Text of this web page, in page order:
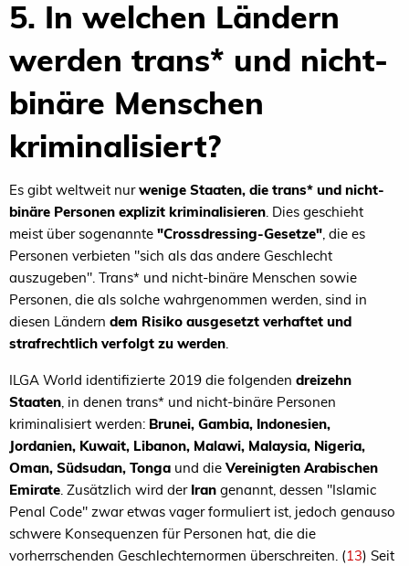
5. In welchen Ländern
werden trans* und nicht-
binäre Menschen
kriminalisiert?
Es gibt weltweit nurwenige Staaten, die trans* und nicht-
binäre Personen explizit kriminalisieren. Dies geschieht
meist über sogenannte "Crossdressing-Gesetze", die es
Personen verbieten "sich als das andere Geschlecht
auszugeben". Trans* und nicht-binäre Menschen sowie
Personen, die als solche wahrgenommen werden, sind in
diesen Ländern dem Risiko ausgesetzt verhaftet und
strafrechtlich verfolgt zu werden.
ILGA World identifizierte 2019 die folgenden dreizehn
Staaten, in denen trans* und nicht-binäre Personen
kriminalisiert werden: Brunei, Gambia, Indonesien,
Jordanien, Kuwait, Libanon, Malawi, Malaysia, Nigeria,
Oman, Südsudan, Tonga und die Vereinigten Arabischen
Emirate. Zusätzlich wird der Iran genannt, dessen "Islamic
Penal Code" zwar etwas vager formuliert ist, jedoch genauso
schwere Konsequenzen für Personen hat, die die
vorherrschenden Geschlechternormen überschreiten. (13) Seit